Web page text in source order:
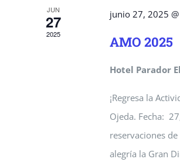
JUN
27
2025
junio 27, 2025
AMO 2025
Hotel Parador
¡Regresa la
Ojeda. Fecha:
reservaciones
alegría la Gran